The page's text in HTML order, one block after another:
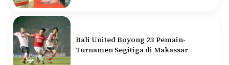
Bali United Boyong 23 Pemain-
Turnamen Segitiga di Makassar